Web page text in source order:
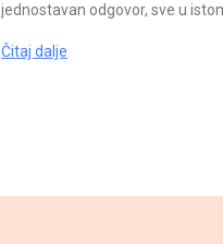
jednostavan odgovor, sve u
Čitaj dalje